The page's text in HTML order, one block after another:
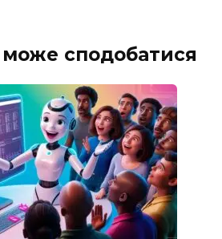
сподобатися